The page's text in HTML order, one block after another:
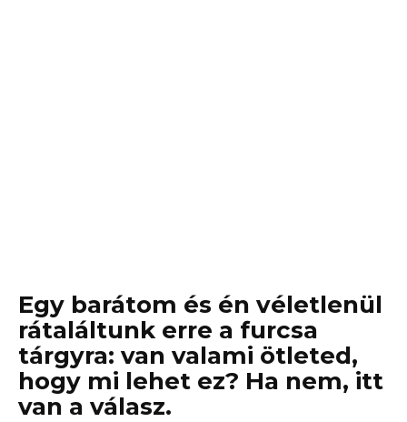
Egy barátom és én véletlenül
rátaláltunk erre a furcsa
tárgyra: van valami ötleted,
hogy mi lehet ez? Ha nem, itt
van a válasz.